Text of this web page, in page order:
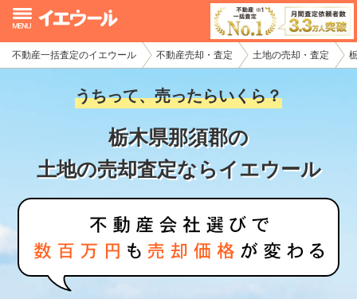
不動産一括査定のイエウール 不動産売却・査定 土地の売却・査定
うちって、売ったらいくら？
栃木県那須郡の
土地の売却査定ならイエウール
イエウール加盟希望の不動産会社様
初めての方へ
不動産の売却・一括査定
家査定シミュレーター
お問い合わせ